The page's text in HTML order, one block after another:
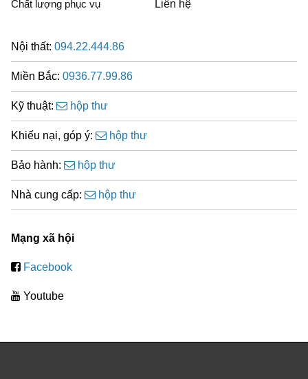
Chất lượng phục vụ Liên hệ
Nội thất: 094.22.444.86
Miền Bắc: 0936.77.99.86
Kỹ thuật: hộp thư
Khiếu nại, góp ý: hộp thư
Bảo hành: hộp thư
Nhà cung cấp: hộp thư
Mạng xã hội
Facebook
Youtube